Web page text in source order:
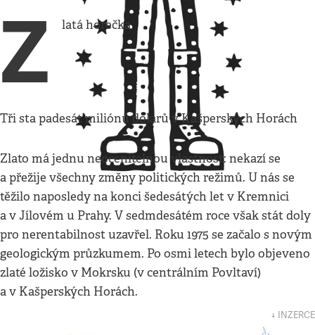
Z latá horečka
Tři sta padesát miliónů dolarů v Kašperských Horách
Zlato má jednu neocenitelnou vlastnost: nekazí se
a přežije všechny změny politických režimů. U nás se
těžilo naposledy na konci šedesátých let v Kremnici
a v Jílovém u Prahy. V sedmdesátém roce však stát doly
pro nerentabilnost uzavřel. Roku 1975 se začalo s novým
geologickým průzkumem. Po osmi letech bylo objeveno
zlaté ložisko v Mokrsku (v centrálním Povltaví)
a v Kašperských Horách.
↓ INZERCE